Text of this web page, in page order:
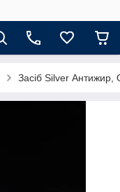
Засіб Silver Антижир,